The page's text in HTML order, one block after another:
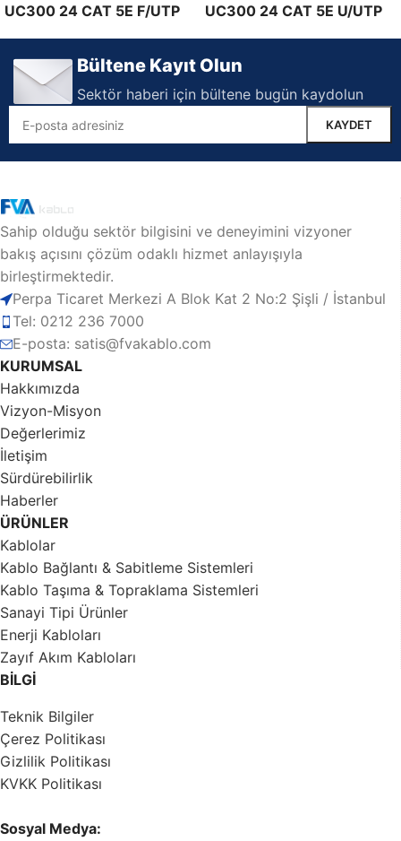
UC300 24 CAT 5E F/UTP UC300 24 CAT 5E U/UTP
Bültene Kayıt Olun
Sektör haberi için bültene bugün kaydolun
Sahip olduğu sektör bilgisini ve deneyimini vizyoner
bakış açısını çözüm odaklı hizmet anlayışıyla
birleştirmektedir.
Perpa Ticaret Merkezi A Blok Kat 2 No:2 Şişli / İstanbul
Tel: 0212 236 7000
E-posta: satis@fvakablo.com
KURUMSAL
Hakkımızda
Vizyon-Misyon
Değerlerimiz
İletişim
Sürdürebilirlik
Haberler
ÜRÜNLER
Kablolar
Kablo Bağlantı & Sabitleme Sistemleri
Kablo Taşıma & Topraklama Sistemleri
Sanayi Tipi Ürünler
Enerji Kabloları
Zayıf Akım Kabloları
BİLGİ
Teknik Bilgiler
Çerez Politikası
Gizlilik Politikası
KVKK Politikası
Sosyal Medya: